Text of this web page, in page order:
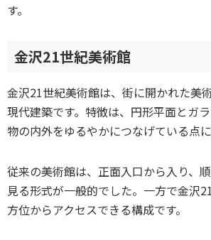
す。
金沢21世紀美術館
金沢21世紀美術館は、街に開かれた美
現代建築です。特徴は、円形平面とガ
物の内外をゆるやかにつなげている点に
従来の美術館は、正面入口から入り、
見る形式が一般的でした。一方で金沢
方位からアクセスできる構成です。